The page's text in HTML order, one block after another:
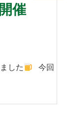
催
した
今回